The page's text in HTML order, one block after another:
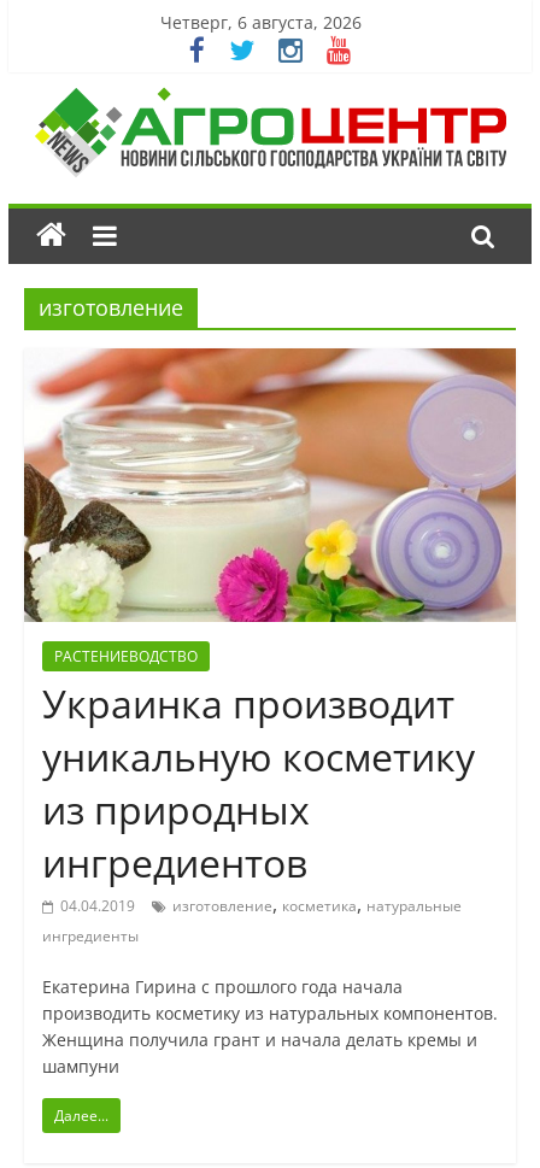
Четверг, 6 августа, 2026
изготовление
РАСТЕНИЕВОДСТВО
Украинка производит
уникальную косметику
из природных
ингредиентов
04.04.2019 изготовление, косметика, натуральные
ингредиенты
Екатерина Гирина с прошлого года начала
производить косметику из натуральных компонентов.
Женщина получила грант и начала делать кремы и
шампуни
Далее...